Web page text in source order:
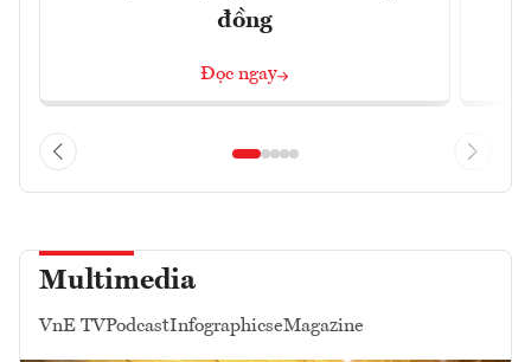
đồng
Đọc ngay
Multimedia
VnE TVPodcastInfographicseMagazine